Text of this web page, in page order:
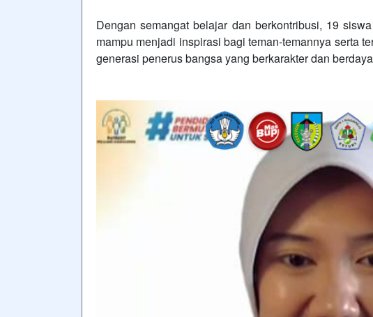
Dengan semangat belajar dan berkontribusi, 19
mampu menjadi inspirasi bagi teman-temannya serta
generasi penerus bangsa yang berkarakter dan